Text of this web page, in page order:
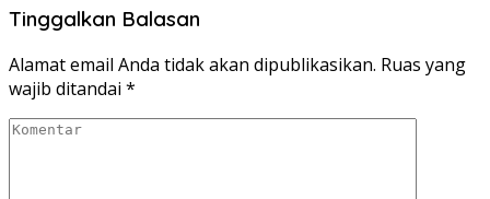
Tinggalkan Balasan
Alamat email Anda tidak akan dipublikasikan. Ruas yang
wajib ditandai *